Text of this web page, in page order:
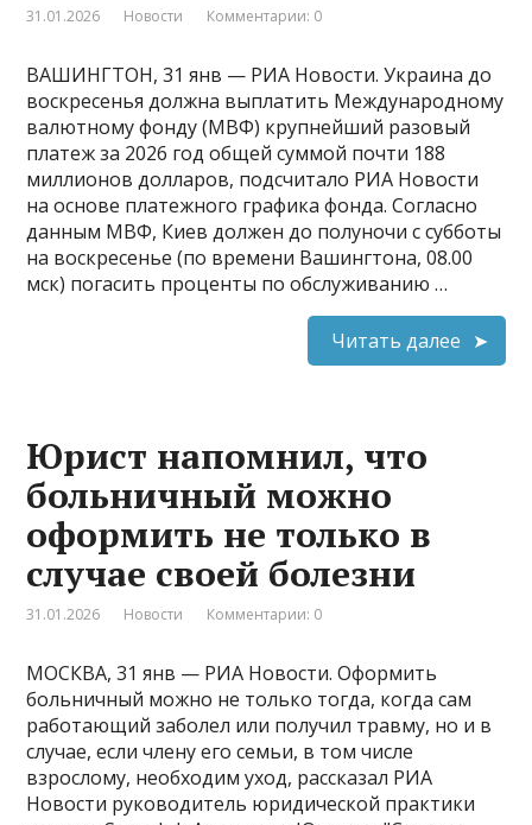
31.01.2026 Новости Комментарии: 0
ВАШИНГТОН, 31 янв — РИА Новости. Украина до
воскресенья должна выплатить Международному
валютному фонду (МВФ) крупнейший разовый
платеж за 2026 год общей суммой почти 188
миллионов долларов, подсчитало РИА Новости
на основе платежного графика фонда. Согласно
данным МВФ, Киев должен до полуночи с субботы
на воскресенье (по времени Вашингтона, 08​​​.00
мск) погасить проценты по обслуживанию …
Читать далее
Юрист напомнил, что
больничный можно
оформить не только в
случае своей болезни
31.01.2026 Новости Комментарии: 0
МОСКВА, 31 янв — РИА Новости. Оформить
больничный можно не только тогда, когда сам
работающий заболел или получил травму, но и в
случае, если члену его семьи, в том числе
взрослому, необходим уход, рассказал РИА
Новости руководитель юридической практики